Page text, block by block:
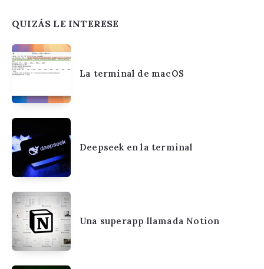
QUIZÁS LE INTERESE
La terminal de macOS
Deepseek en la terminal
Una superapp llamada Notion